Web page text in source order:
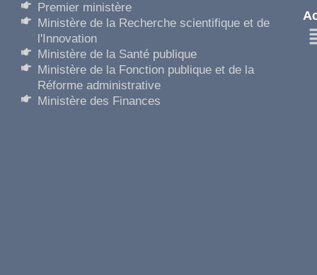
Premier ministère
Ministère de la Recherche scientifique et de
l'Innovation
Ministère de la Santé publique
Ministère de la Fonction publique et de la
Réforme administrative
Ministère des Finances